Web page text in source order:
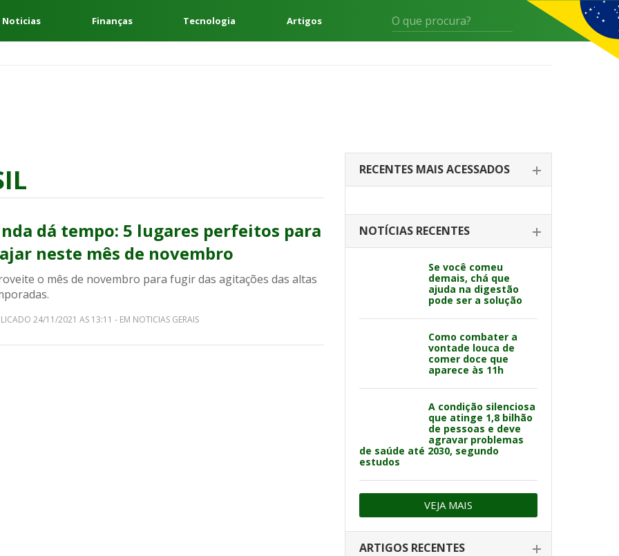
Finanças Tecnologia Artigos
dá tempo: 5 lugares perfeitos para
neste mês de novembro
o mês de novembro para fugir das agitações das altas
24/11/2021 AS 13:11 - EM NOTICIAS GERAIS
RECENTES MAIS ACESSADOS
NOTÍCIAS RECENTES
Se você comeu
demais, chá que
ajuda na digestão
pode ser a solução
Como combater a
vontade louca de
comer doce que
aparece às 11h
A condição silenciosa
que atinge 1,8 bilhão
de pessoas e deve
agravar problemas
de saúde até 2030, segundo
estudos
VEJA MAIS
ARTIGOS RECENTES